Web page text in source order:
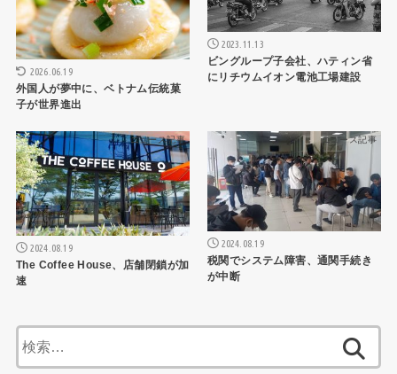
2026.06.19
外国人が夢中に、ベトナム伝統菓
子が世界進出
2023.11.13
ビングループ子会社、ハティン省
にリチウムイオン電池工場建設
ニュース記事
2024.08.19
The Coffee House、店舗閉鎖が加
速
ニュース記事
2024.08.19
税関でシステム障害、通関手続き
が中断
索: